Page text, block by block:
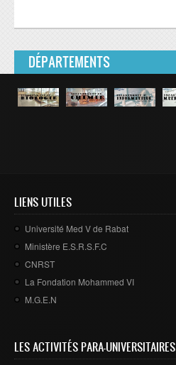
DÉPARTEMENTS
LIENS UTILES
Université Med V de Rabat
Ministère E.S.R.S.F.C
CNRST
La Fondation Mohammed VI
M.G.E.N
LES ACTIVITÉS PARA-UNIVERSITAIRES